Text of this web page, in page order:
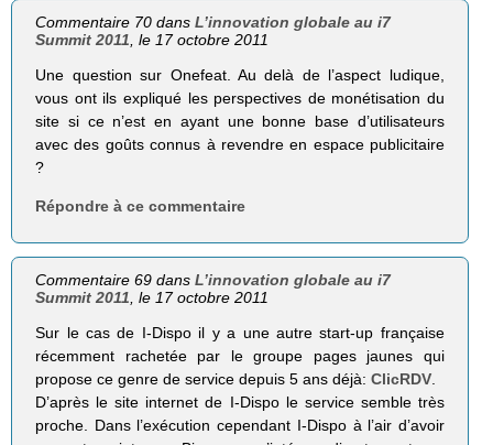
Commentaire 70 dansL’innovation globale au i7
Summit 2011 , le 17 octobre 2011
Une question sur Onefeat. Au delà de l’aspect ludique,
vous ont ils expliqué les perspectives de monétisation du
site si ce n’est en ayant une bonne base d’utilisateurs
avec des goûts connus à revendre en espace publicitaire
?
Répondre à ce commentaire
Commentaire 69 dansL’innovation globale au i7
Summit 2011, le 17 octobre 2011
Sur le cas de I-Dispo il y a une autre start-up française
récemment rachetée par le groupe pages jaunes qui
propose ce genre de service depuis 5 ans déjà:ClicRDV.
D’après le site internet de I-Dispo le service semble très
proche. Dans l’exécution cependant I-Dispo à l’air d’avoir